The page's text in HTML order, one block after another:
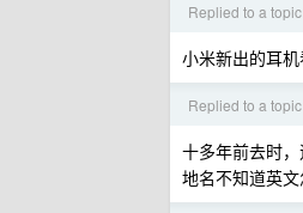
Replied to a
小米新出的耳
Replied to a
十多年前去时
地名不知道英文